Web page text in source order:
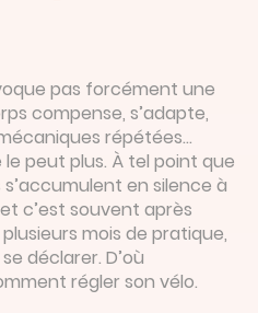
pas forcément une
compense, s’adapte,
répétées…
peut plus. À tel point que
en silence à
c’est souvent après
mois de pratique,
déclarer. D’où
régler son vélo.